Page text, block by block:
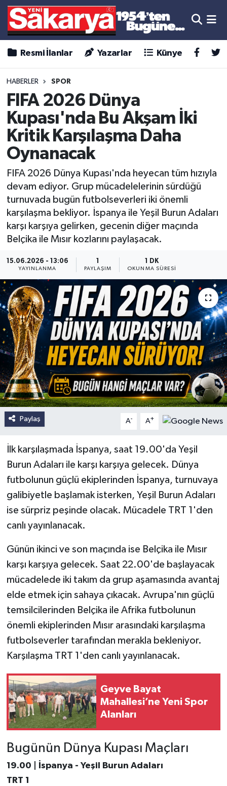
Resmi İlanlar Yazarlar Künye
HABERLER SPOR
FIFA 2026 Dünya
Kupası'nda Bu Akşam İki
Kritik Karşılaşma Daha
Oynanacak
FIFA 2026 Dünya Kupası'nda heyecan tüm hızıyla
devam ediyor. Grup mücadelelerinin sürdüğü
turnuvada bugün futbolseverleri iki önemli
karşılaşma bekliyor. İspanya ile Yeşil Burun Adaları
karşı karşıya gelirken, gecenin diğer maçında
Belçika ile Mısır kozlarını paylaşacak.
15.06.2026 - 13:06
YAYINLANMA PAYLAŞIM
1 DK
OKUNMA SÜRESI
Paylaş A- A+
İlk karşılaşmada İspanya, saat 19.00'da Yeşil
Burun Adaları ile karşı karşıya gelecek. Dünya
futbolunun güçlü ekiplerinden İspanya, turnuvaya
galibiyetle başlamak isterken, Yeşil Burun Adaları
ise sürpriz peşinde olacak. Mücadele TRT 1'den
canlı yayınlanacak.
Günün ikinci ve son maçında ise Belçika ile Mısır
karşı karşıya gelecek. Saat 22.00'de başlayacak
mücadelede iki takım da grup aşamasında avantaj
elde etmek için sahaya çıkacak. Avrupa'nın güçlü
temsilcilerinden Belçika ile Afrika futbolunun
önemli ekiplerinden Mısır arasındaki karşılaşma
futbolseverler tarafından merakla bekleniyor.
Karşılaşma TRT 1'den canlı yayınlanacak.
Geyve Bayat
Mahallesi’ne Yeni Spor
Alanları
Bugünün Dünya Kupası Maçları
19.00 | İspanya - Yeşil Burun Adaları
TRT 1